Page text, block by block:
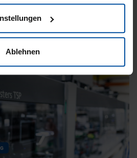
Ablehnen
Gerhard Schubert GmbH